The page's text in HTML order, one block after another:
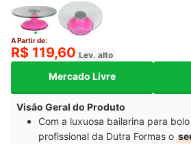
A Partir de:
R$ 119,60 Lev. alto
Mercado Livre
Visão Geral do Produto
Com a luxuosa bailarina para
profissional da Dutra Formas o